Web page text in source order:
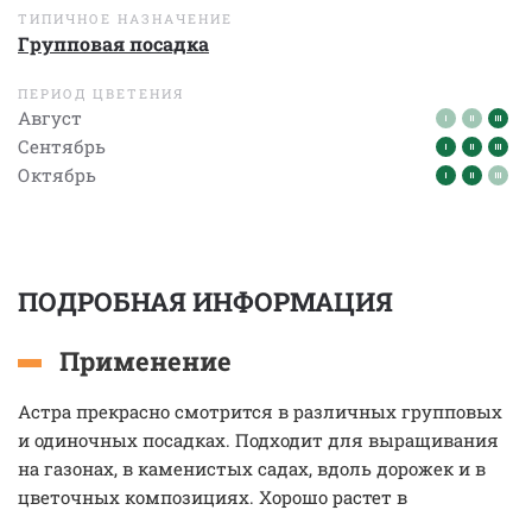
ТИПИЧНОЕ НАЗНАЧЕНИЕ
Групповая посадка
ПЕРИОД ЦВЕТЕНИЯ
Август
Сентябрь
Октябрь
ПОДРОБНАЯ ИНФОРМАЦИЯ
Применение
Астра прекрасно смотрится в различных групповых
и одиночных посадках. Подходит для выращивания
на газонах, в каменистых садах, вдоль дорожек и в
цветочных композициях. Хорошо растет в